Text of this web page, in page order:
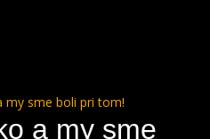
my sme boli pri tom!
a my sme